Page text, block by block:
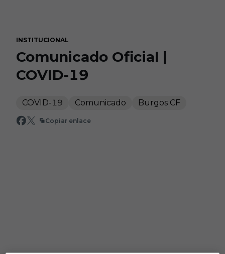
INSTITUCIONAL
Comunicado Oficial |
COVID-19
COVID-19 Comunicado Burgos CF
Copiar enlace